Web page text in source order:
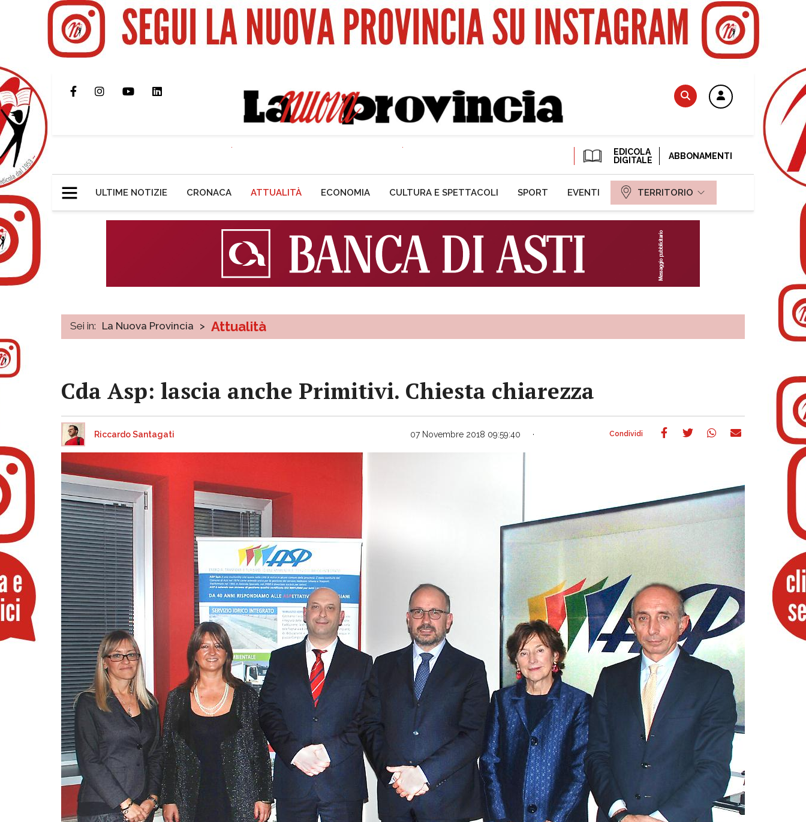
EDICOLA
DIGITALE
ABBONAMENTI
ULTIME NOTIZIE CRONACA ATTUALITÀ ECONOMIA CULTURA E SPETTACOLI SPORT EVENTI TERRITORIO
Sei in: La Nuova Provincia > Attualità
Cda Asp: lascia anche Primitivi. Chiesta chiarezza
Riccardo Santagati 07 Novembre 2018 09:59:40